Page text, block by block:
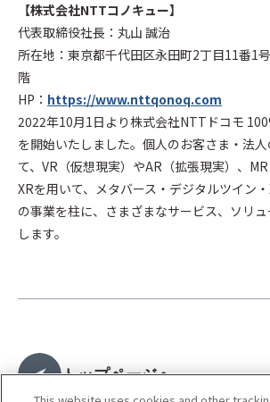
【株式会社NTTコノキュー】
代表取締役社長：丸山 誠治
所在地：東京都千代田区永田町2丁目11番1
階
HP： https://www.nttqonoq.com
2022年10月1日より株式会社NTTドコモ
を開始いたしました。個人のお客さま・法
て、VR（仮想現実）やAR（拡張現実）、
XRを用いて、メタバース・デジタルツイン
の事業を柱に、さまざまなサービス、ソリ
します。
トップページへ